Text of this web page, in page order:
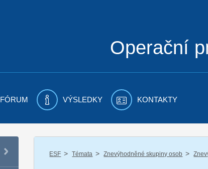
Operační
FÓRUM VÝSLEDKY KONTAKTY
ESF / Témata / Znevýhodněné skupiny osob /